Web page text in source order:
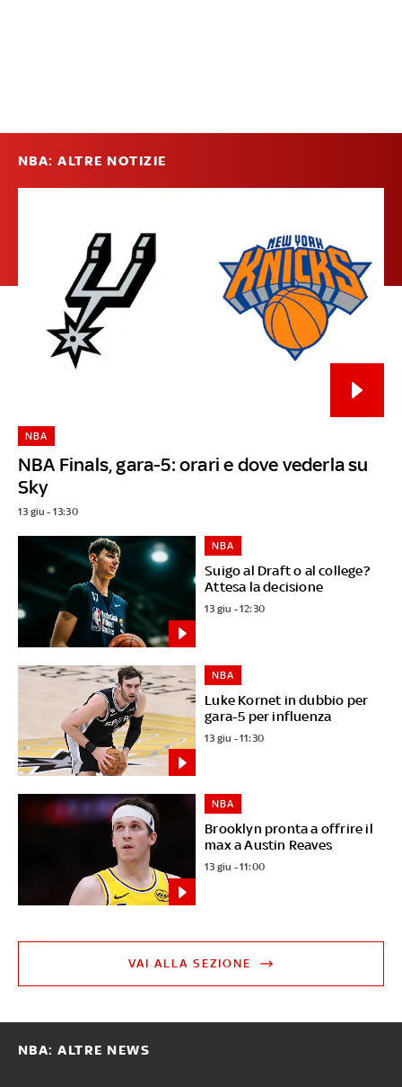
NBA: ALTRE NOTIZIE
NBA Finals, gara-5: orari e dove vederla su
Sky
NBA
13 giu - 13:30
Suigo al Draft o al college?
Attesa la decisione
NBA
13 giu - 12:30
Luke Kornet in dubbio per
gara-5 per influenza
NBA
13 giu - 11:30
Brooklyn pronta a offrire il
max a Austin Reaves
NBA
13 giu - 11:00
VAI ALLA SEZIONE
NBA: ALTRE NEWS